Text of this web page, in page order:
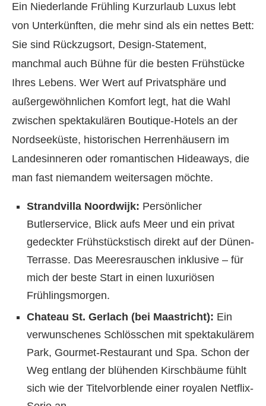
Ein Niederlande Frühling Kurzurlaub Luxus lebt
von Unterkünften, die mehr sind als ein nettes Bett:
Sie sind Rückzugsort, Design-Statement,
manchmal auch Bühne für die besten Frühstücke
Ihres Lebens. Wer Wert auf Privatsphäre und
außergewöhnlichen Komfort legt, hat die Wahl
zwischen spektakulären Boutique-Hotels an der
Nordseeküste, historischen Herrenhäusern im
Landesinneren oder romantischen Hideaways, die
man fast niemandem weitersagen möchte.
Strandvilla Noordwijk: Persönlicher
Butlerservice, Blick aufs Meer und ein privat
gedeckter Frühstückstisch direkt auf der Dünen-
Terrasse. Das Meeresrauschen inklusive – für
mich der beste Start in einen luxuriösen
Frühlingsmorgen.
Chateau St. Gerlach (bei Maastricht): Ein
verwunschenes Schlösschen mit spektakulärem
Park, Gourmet-Restaurant und Spa. Schon der
Weg entlang der blühenden Kirschbäume fühlt
sich wie der Titelvorblende einer royalen Netflix-